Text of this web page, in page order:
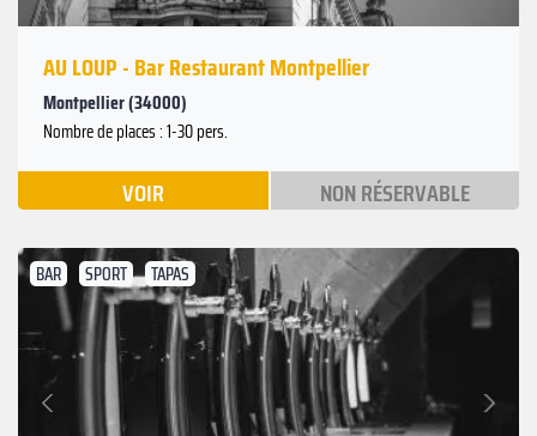
AU LOUP - Bar Restaurant Montpellier
Montpellier (34000)
Nombre de places : 1-30 pers.
VOIR NON RÉSERVABLE
BAR SPORT TAPAS
Précédent
Suivant